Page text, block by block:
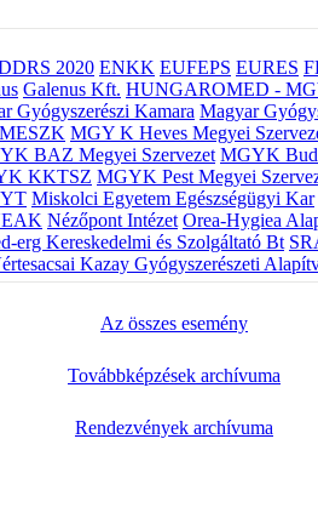
2020 ENKK EUFEPS EURES
Galenus Kft. HUNGAROMED -
Gyógyszerészi Kamara Magyar
MESZK MGY K Heves Megyei
BAZ Megyei Szervezet MGYK
KKTSZ MGYK Pest Megyei
Miskolci Egyetem Egészségügyi Kar
Nézőpont Intézet Orea-Hygiea
erg Kereskedelmi és Szolgáltató Bt
Kazay Gyógyszerészeti
Az összes esemény
Továbbképzések archívuma
Rendezvények archívuma